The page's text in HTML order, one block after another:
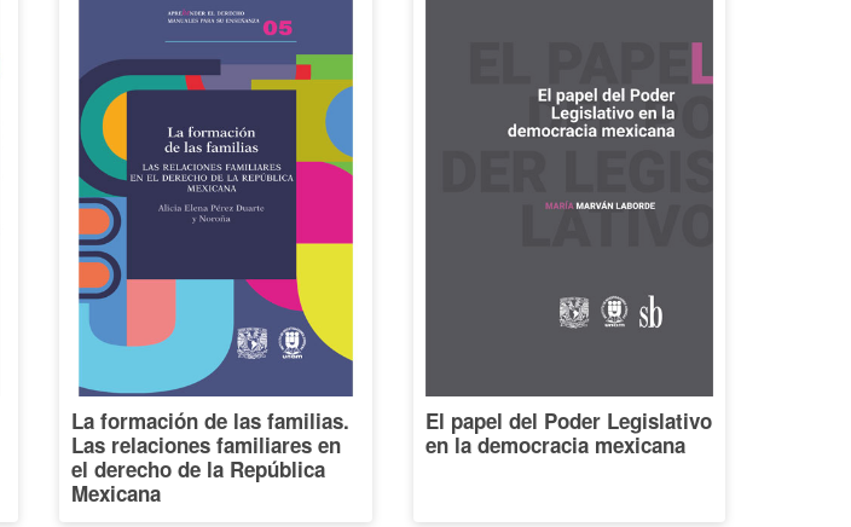
La formación de las familias.
Las relaciones familiares en
el derecho de la República
Mexicana
El papel del Poder Legislativo
en la democracia mexicana